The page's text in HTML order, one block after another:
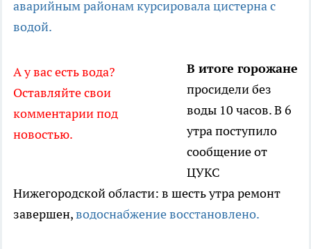
аварийным районам курсировала цистерна с
водой.
А у вас есть вода?
Оставляйте свои
комментарии под
новостью.
В итоге горожане
просидели без
воды 10 часов. В 6
утра поступило
сообщение от
ЦУКС
Нижегородской области: в шесть утра ремонт
завершен,водоснабжение восстановлено.